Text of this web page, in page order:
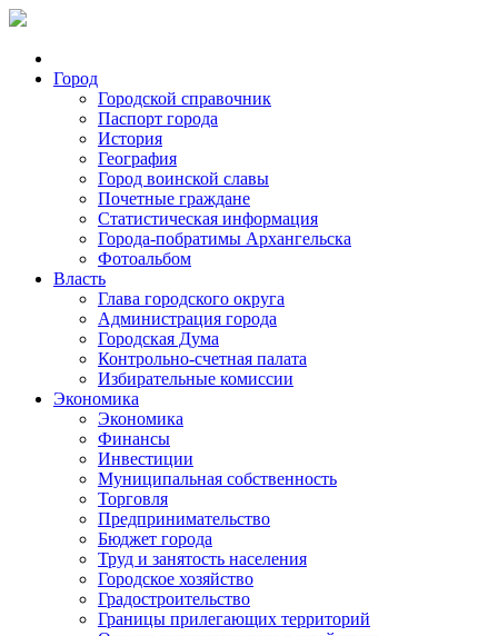
Город
Городской справочник
Паспорт города
История
География
Город воинской славы
Почетные граждане
Статистическая информация
Города-побратимы Архангельска
Фотоальбом
Власть
Глава городского округа
Администрация города
Городская Дума
Контрольно-счетная палата
Избирательные комиссии
Экономика
Экономика
Финансы
Инвестиции
Муниципальная собственность
Торговля
Предпринимательство
Бюджет города
Труд и занятость населения
Городское хозяйство
Градостроительство
Границы прилегающих территорий